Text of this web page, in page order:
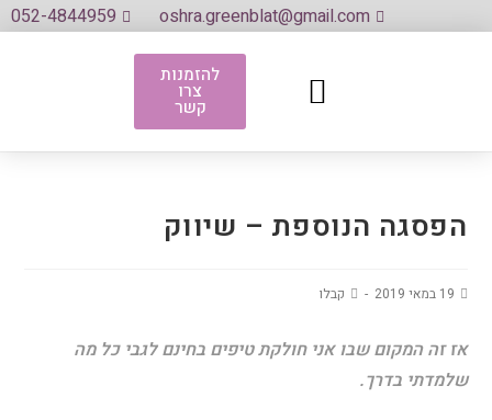
oshra.greenblat@gmail.com
052-4844959
להזמנות
צרו
קשר
הפסגה הנוספת – שיווק
19 במאי 2019 קבלו
אז זה המקום שבו אני חולקת טיפים בחינם לגבי כל מה
שלמדתי בדרך.